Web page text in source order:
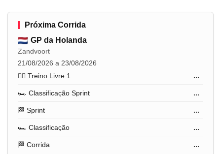
Próxima Corrida
GP da Holanda
Zandvoort
21/08/2026 a 23/08/2026
🏋️‍♂️ Treino Livre 1
...
🏎️ Classificação Sprint ...
🏁 Sprint ...
🏎️ Classificação ...
🏁 Corrida ...